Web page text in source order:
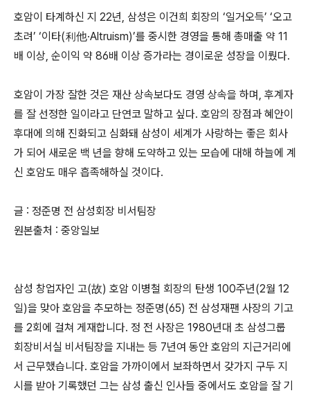
호암이 타계하신 지 22년, 삼성은 이건희 회장의 ‘일거오득’ ‘오고
초려’ ‘이타(利他·Altruism)’를 중시한 경영을 통해 총매출 약 11
배 이상, 순이익 약 86배 이상 증가라는 경이로운 성장을 이뤘다.
호암이 가장 잘한 것은 재산 상속보다도 경영 상속을 하며, 후계자
를 잘 선정한 일이라고 단연코 말하고 싶다. 호암의 장점과 혜안이
후대에 의해 진화되고 심화돼 삼성이 세계가 사랑하는 좋은 회사
가 되어 새로운 백 년을 향해 도약하고 있는 모습에 대해 하늘에 계
신 호암도 매우 흡족해하실 것이다.
글 : 정준명 전 삼성회장 비서팀장
원본출처 : 중앙일보
삼성 창업자인 고(故) 호암 이병철 회장의 탄생 100주년(2월 12
일)을 맞아 호암을 추모하는 정준명(65) 전 삼성재팬 사장의 기고
를 2회에 걸쳐 게재합니다. 정 전 사장은 1980년대 초 삼성그룹
회장비서실 비서팀장을 지내는 등 7년여 동안 호암의 지근거리에
서 근무했습니다. 호암을 가까이에서 보좌하면서 갖가지 구두 지
시를 받아 기록했던 그는 삼성 출신 인사들 중에서도 호암을 잘 기